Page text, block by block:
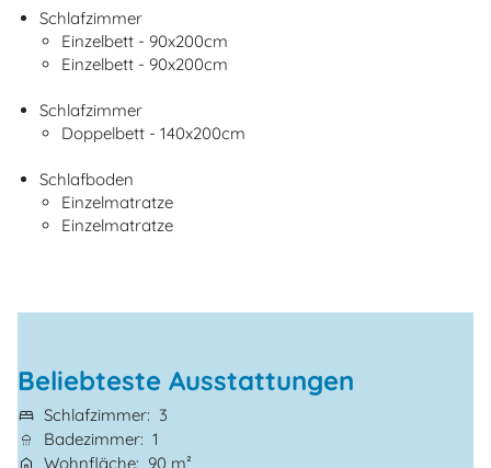
Schlafzimmer
Einzelbett - 90x200cm
Einzelbett - 90x200cm
Schlafzimmer
Doppelbett - 140x200cm
Schlafboden
Einzelmatratze
Einzelmatratze
Beliebteste Ausstattungen
Schlafzimmer
3
Badezimmer 1
Wohnfläche
90 m²